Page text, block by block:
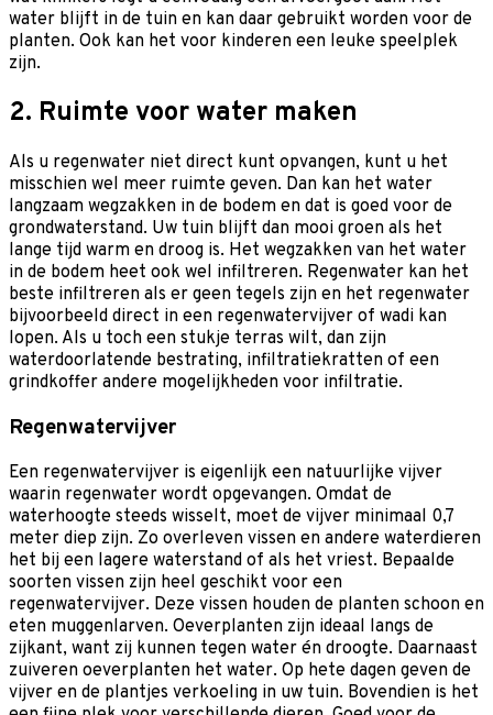
water blijft in de tuin en kan daar gebruikt worden voor de
planten. Ook kan het voor kinderen een leuke speelplek
zijn.
2. Ruimte voor water maken
Als u regenwater niet direct kunt opvangen, kunt u het
misschien wel meer ruimte geven. Dan kan het water
langzaam wegzakken in de bodem en dat is goed voor de
grondwaterstand. Uw tuin blijft dan mooi groen als het
lange tijd warm en droog is. Het wegzakken van het water
in de bodem heet ook wel infiltreren. Regenwater kan het
beste infiltreren als er geen tegels zijn en het regenwater
bijvoorbeeld direct in een regenwatervijver of wadi kan
lopen. Als u toch een stukje terras wilt, dan zijn
waterdoorlatende bestrating, infiltratiekratten of een
grindkoffer andere mogelijkheden voor infiltratie.
Regenwatervijver
Een regenwatervijver is eigenlijk een natuurlijke vijver
waarin regenwater wordt opgevangen. Omdat de
waterhoogte steeds wisselt, moet de vijver minimaal 0,7
meter diep zijn. Zo overleven vissen en andere waterdieren
het bij een lagere waterstand of als het vriest. Bepaalde
soorten vissen zijn heel geschikt voor een
regenwatervijver. Deze vissen houden de planten schoon en
eten muggenlarven. Oeverplanten zijn ideaal langs de
zijkant, want zij kunnen tegen water én droogte. Daarnaast
zuiveren oeverplanten het water. Op hete dagen geven de
vijver en de plantjes verkoeling in uw tuin. Bovendien is het